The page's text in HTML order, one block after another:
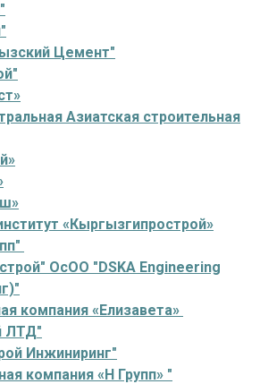
Цемент"
Азиатская строительная
«Кыргызгипрострой»
ОсОО "DSKA Engineering
компания «Елизавета»
ЛТД"
Инжиниринг"
компания «Н Групп» "